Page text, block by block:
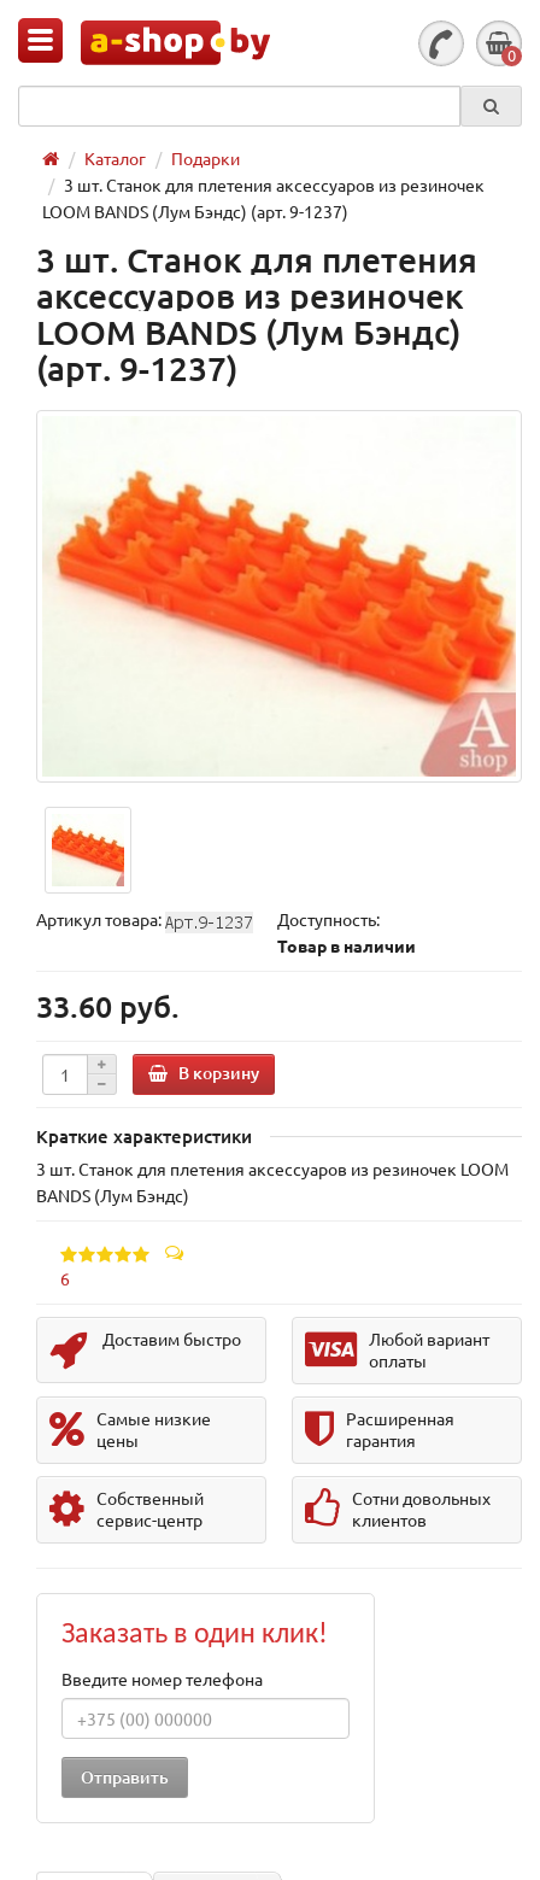
0
Каталог
Подарки
3 шт. Станок для плетения аксессуаров из резиночек
LOOM BANDS (Лум Бэндс) (арт. 9-1237)
3 шт. Станок для плетения
аксессуаров из резиночек
LOOM BANDS (Лум Бэндс)
(арт. 9-1237)
Артикул товара:
Доступность:
Товар в наличии
33.60 руб.
В корзину
Краткие характеристики
3 шт. Станок для плетения аксессуаров из резиночек LOOM
BANDS (Лум Бэндс)
6
Доставим быстро
Любой вариант
оплаты
Самые низкие
цены
Расширенная
гарантия
Собственный
сервис-центр
Сотни довольных
клиентов
Заказать в один клик!
Введите номер телефона